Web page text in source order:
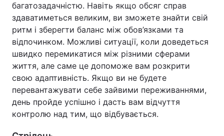
багатозадачністю. Навіть якщо обсяг справ
здаватиметься великим, ви зможете знайти свій
ритм і зберегти баланс між обов’язками та
відпочинком. Можливі ситуації, коли доведеться
швидко перемикатися між різними сферами
життя, але саме це допоможе вам розкрити
свою адаптивність. Якщо ви не будете
перевантажувати себе зайвими переживаннями,
день пройде успішно і дасть вам відчуття
контролю над тим, що відбувається.